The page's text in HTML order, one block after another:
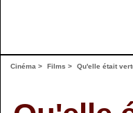
Cinéma > Films > Qu'elle était